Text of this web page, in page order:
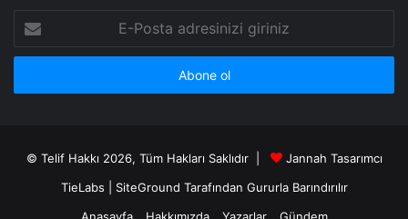
Posta
adresinizi
© Telif Hakkı 2026, Tüm Hakları Saklıdır |
Jannah Tasarımcı
TieLabs
SiteGround Tarafından Gururla Barındırılır